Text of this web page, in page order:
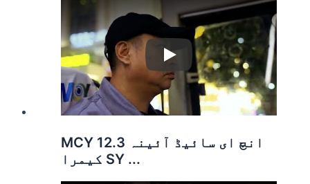
Play
MCY 12.3 انچ ای سائیڈ آئینہ
کیمرا SY ...